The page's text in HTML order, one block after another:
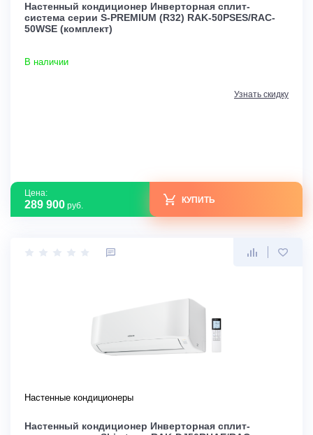
Настенный кондиционер Инверторная сплит-
система серии S-PREMIUM (R32) RAK-50PSES/RAC-
50WSE (комплект)
В наличии
Узнать скидку
Цена:
289 900 руб.
КУПИТЬ
Настенные кондиционеры
Настенный кондиционер Инверторная сплит-